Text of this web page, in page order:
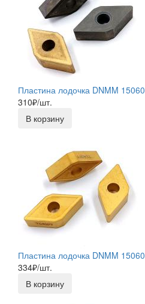
Пластина лодочка DNMM
310₽/шт.
В корзину
Пластина лодочка DNMM
334₽/шт.
В корзину